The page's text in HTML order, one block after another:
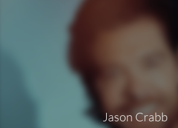
Jason Crabb